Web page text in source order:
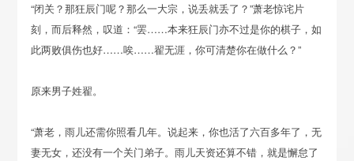
“闭关？那狂辰门呢？那么一大宗，说丢就丢了？”萧老惊诧片
刻，而后释然，叹道：“罢……本来狂辰门亦不过是你的棋子，如
此两败俱伤也好……唉……翟无涯，你可清楚你在做什么？”
原来男子姓翟。
“萧老，雨儿还需你照看几年。说起来，你也活了六百多年了，无
妻无女，还没有一个关门弟子。雨儿天资还算不错，就是懈怠了